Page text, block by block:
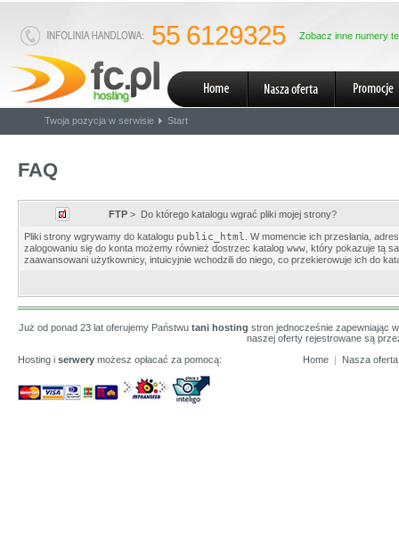
55 6129325 Zobacz inne numery
Twoja pozycja w serwisie Start
FAQ
FTP > Do którego katalogu wgrać pliki mojej strony?
Pliki strony wgrywamy do katalogu public_html . W momencie ich przesłania,
zalogowaniu się do konta możemy również dostrzec katalog www , który pokazuje tą
zaawansowani użytkownicy, intuicyjnie wchodzili do niego, co przekierowuje ich do
Już od ponad 23 lat oferujemy Państwutani hosting stron jednocześnie zapewniając
naszej oferty rejestrowane są
Hosting i serwery możesz opłacać za pomocą: Home | Nasza oferta